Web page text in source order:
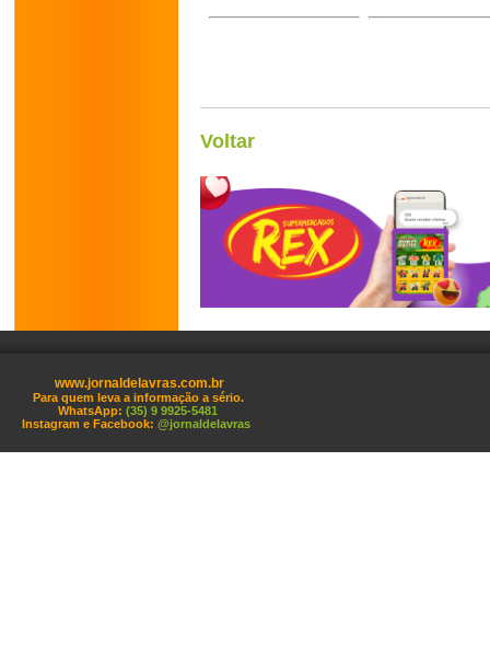
Voltar
www.jornaldelavras.com.br
Para quem leva a informação a sério.
WhatsApp: (35) 9 9925-5481
Instagram e Facebook: @jornaldelavras